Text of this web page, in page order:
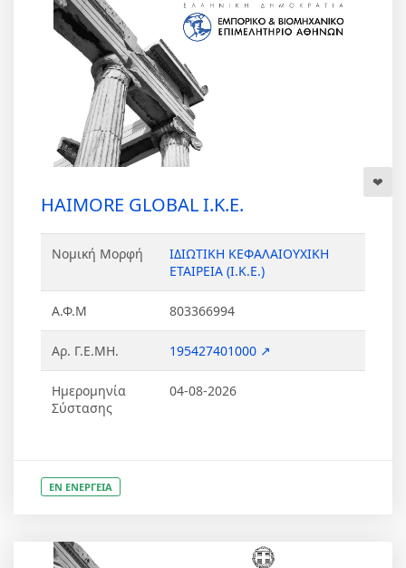
HAIMORE GLOBAL Ι.Κ.Ε.
Νομική Μορφή
ΙΔΙΩΤΙΚΗ ΚΕΦΑΛΑΙΟΥΧΙΚΗ
ΕΤΑΙΡΕΙΑ (Ι.Κ.Ε.)
Α.Φ.Μ 803366994
Αρ. Γ.Ε.ΜΗ. 195427401000 ↗
Ημερομηνία
Σύστασης
04-08-2026
ΕΝ ΕΝΕΡΓΕΙΑ